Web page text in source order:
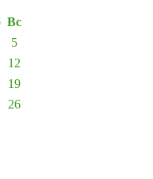
Вс
5
12
19
26